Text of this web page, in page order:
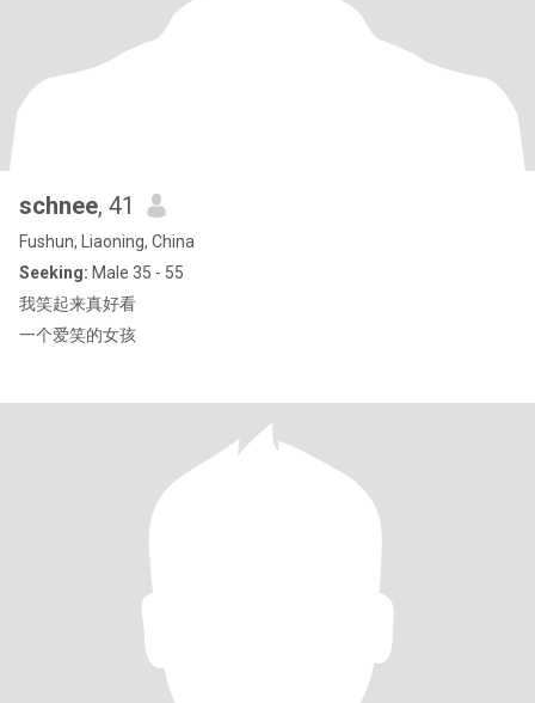
schnee, 41
Fushun, Liaoning, China
Seeking: Male 35 - 55
我笑起来真好看
一个爱笑的女孩